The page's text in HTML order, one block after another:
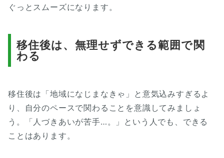
ぐっとスムーズになります。
移住後は、無理せずできる範囲で関
わる
移住後は「地域になじまなきゃ」と意気込みすぎるよ
り、自分のペースで関わることを意識してみましょ
う。「人づきあいが苦手…。」という人でも、できる
ことはあります。